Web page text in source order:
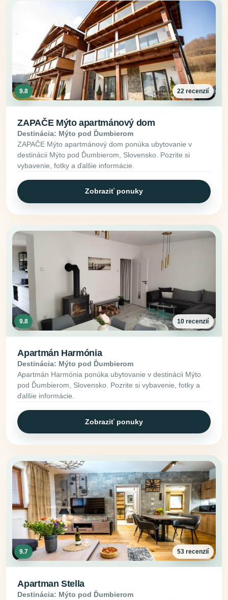
9.8 22 recenzií
ZAPAČE Mýto apartmánový dom
Destinácia: Mýto pod Ďumbierom
ZAPAČE Mýto apartmánový dom ponúka ubytovanie v
destinácii Mýto pod Ďumbierom, Slovensko. Pozrite si
vybavenie, fotky a ďalšie informácie.
Zobraziť ponuky
9.8 10 recenzií
Apartmán Harmónia
Destinácia: Mýto pod Ďumbierom
Apartmán Harmónia ponúka ubytovanie v destinácii Mýto
pod Ďumbierom, Slovensko. Pozrite si vybavenie, fotky a
ďalšie informácie.
Zobraziť ponuky
9.7 53 recenzií
Apartman Stella
Destinácia: Mýto pod Ďumbierom